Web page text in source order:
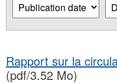
Rapport sur la
(pdf/3.52 Mo)